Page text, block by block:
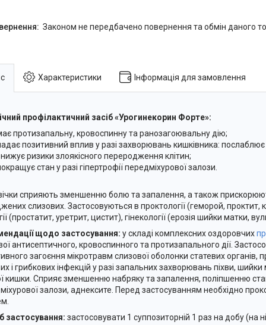
Законом не передбачено повернення та обмін даного
Характеристики Інформація для замовлення
профілактичний засіб «Урогинекорин Форте»:
протизапальну, кровоспинну та ранозагоювальну дію;
позитивний вплив у разі захворювань кишківника:
ризики злоякісного переродження клітин;
стан у разі гіпертрофії передміхурової залози.
сприяють зменшенню болю та запалення, а також
слизових. Застосовуються в проктології (геморой, проктит,
(простатит, уретрит, цистит), гінекології (ерозія шийки матки,
щодо застосування: у складі комплексних оздоровчих
антисептичного, кровоспинного та протизапального дії.
загоєння мікротравм слизової оболонки статевих органів,
і грибкових інфекцій у разі запальних захворювань піхви,
кишки. Сприяє зменшенню набряку та запалення, поліпшенню
залози, аднексите. Перед застосуванням необхідно
застосування: застосовувати 1 суппозиторній 1 раз на добу (на